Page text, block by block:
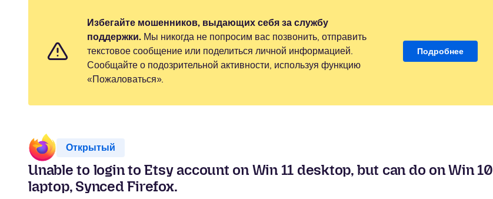
Избегайте мошенников, выдающих себя за службу
поддержки. Мы никогда не попросим вас позвонить, отправить
текстовое сообщение или поделиться личной информацией.
Сообщайте о подозрительной активности, используя функцию
«Пожаловаться».
Подробнее
Открытый
Unable to login to Etsy account on Win 11 desktop, but can do on Win 10
laptop, Synced Firefox.